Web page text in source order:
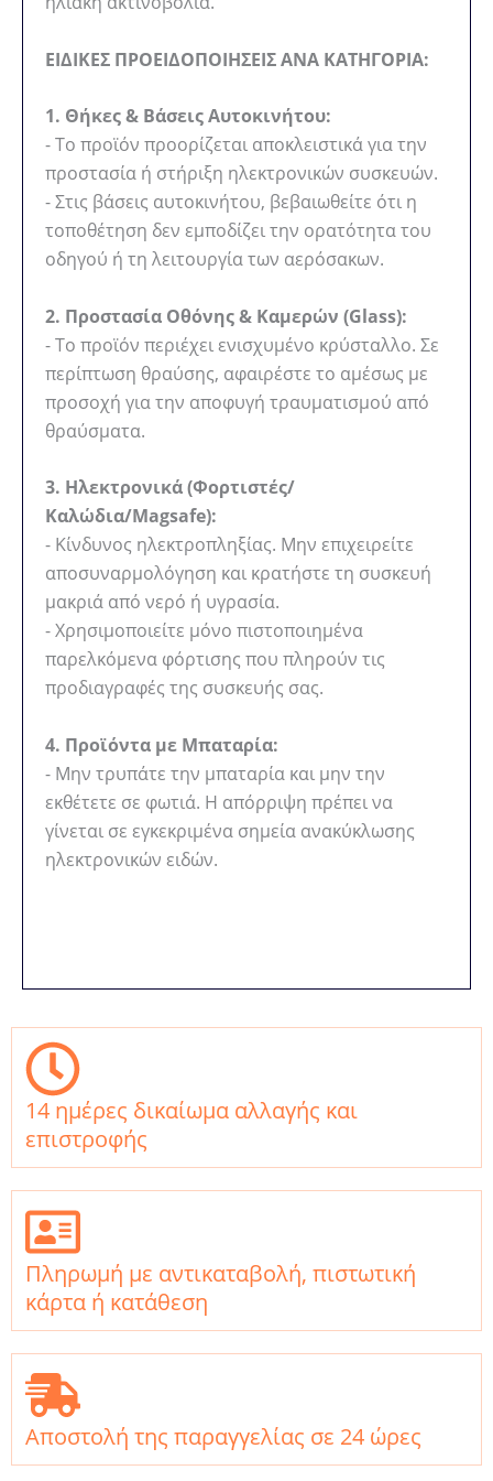
ΕΙΔΙΚΕΣ ΠΡΟΕΙΔΟΠΟΙΗΣΕΙΣ ΑΝΑ ΚΑΤΗΓΟΡΙΑ:
1. Θήκες & Βάσεις Αυτοκινήτου:
- Το προϊόν προορίζεται αποκλειστικά για την
προστασία ή στήριξη ηλεκτρονικών συσκευών.
- Στις βάσεις αυτοκινήτου, βεβαιωθείτε ότι η
τοποθέτηση δεν εμποδίζει την ορατότητα του
οδηγού ή τη λειτουργία των αερόσακων.
2. Προστασία Οθόνης & Καμερών (Glass):
- Το προϊόν περιέχει ενισχυμένο κρύσταλλο. Σε
περίπτωση θραύσης, αφαιρέστε το αμέσως με
προσοχή για την αποφυγή τραυματισμού από
θραύσματα.
3. Ηλεκτρονικά (Φορτιστές/
Καλώδια/Magsafe):
- Κίνδυνος ηλεκτροπληξίας. Μην επιχειρείτε
αποσυναρμολόγηση και κρατήστε τη συσκευή
μακριά από νερό ή υγρασία.
- Χρησιμοποιείτε μόνο πιστοποιημένα
παρελκόμενα φόρτισης που πληρούν τις
προδιαγραφές της συσκευής σας.
4. Προϊόντα με Μπαταρία:
- Μην τρυπάτε την μπαταρία και μην την
εκθέτετε σε φωτιά. Η απόρριψη πρέπει να
γίνεται σε εγκεκριμένα σημεία ανακύκλωσης
ηλεκτρονικών ειδών.
14 ημέρες δικαίωμα αλλαγής και
επιστροφής
Πληρωμή με αντικαταβολή, πιστωτική
κάρτα ή κατάθεση
Αποστολή της παραγγελίας σε 24 ώρες